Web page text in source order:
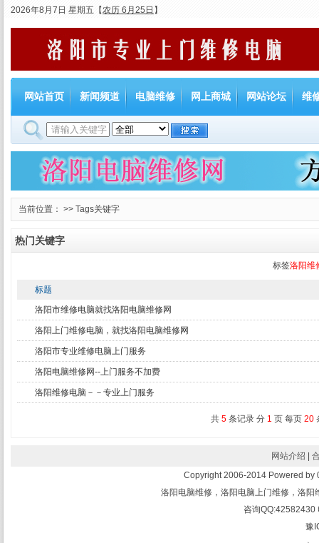
2026年8月7日 星期五 【农历 6月25日 】
网站首页 新闻频道 电脑维修 网上商城 网站论坛 维
当前位置： >> Tags关键字
热门关键字
标签洛阳维
标题
洛阳市维修电脑就找洛阳电脑维修网
洛阳上门维修电脑，就找洛阳电脑维修网
洛阳市专业维修电脑上门服务
洛阳电脑维修网--上门服务不加费
洛阳维修电脑－－专业上门服务
共 5条记录 分 1 页 每页 20
网站介绍
Copyright 2006-2014 Powered by
洛阳电脑维修，洛阳电脑上门维修，洛
咨询
豫